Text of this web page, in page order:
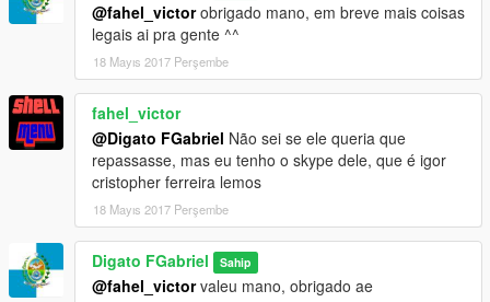
@fahel_victorobrigado mano, em breve mais coisas
legais ai pra gente ^^
18 Mayıs 2017 Perşembe
fahel_victor
@Digato FGabriel Não sei se ele queria que
repassasse, mas eu tenho o skype dele, que é igor
cristopher ferreira lemos
18 Mayıs 2017 Perşembe
Digato FGabriel Sahip
@fahel_victorvaleu mano, obrigado ae